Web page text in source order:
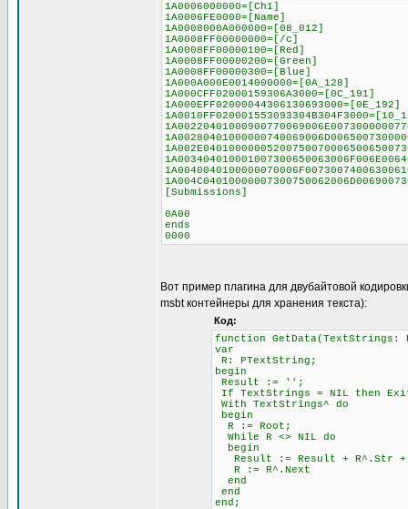
1A0006000000=[Ch1]
1A0006FE0000=[Name]
1A0008000A000000=[08_012]
1A0008FF00000000=[/c]
1A0008FF00000100=[Red]
1A0008FF00000200=[Green]
1A0008FF00000300=[Blue]
1A000A000E0014000000=[0A_128]
1A000CFF02000159306A3000=[0C_191]
1A000EFF02000044306130693000=[0E_192]
[Submissions]
0A00
ends
0000
Вот пример плагина для двубайтовой
msbt контейнеры для хранения текста):
Код:
function
var
R: PTextString;
begin
Result := '';
If TextStrings = NIL then
With TextStrings^ do
begin
R := Root;
While R <> NIL do
begin
Result := Result + R^.Str +
R := R^.Next
end
end
end;